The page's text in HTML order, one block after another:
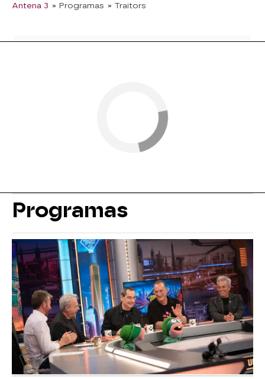
Antena 3 » Programas » Traitors
Programas